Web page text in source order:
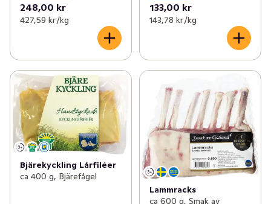
248,00 kr
427,59 kr /kg
133,00 kr
143,78 kr /kg
Bjärekyckling Lårfiléer
ca 400 g, Bjärefågel
Lammracks
ca 600 g, Smak av